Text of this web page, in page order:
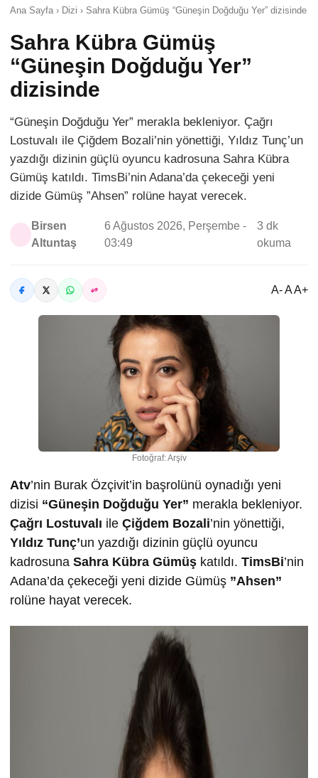
Ana Sayfa › Dizi › Sahra Kübra Gümüş “Güneşin Doğduğu Yer” dizisinde
Sahra Kübra Gümüş
“Güneşin Doğduğu Yer”
dizisinde
“Güneşin Doğduğu Yer” merakla bekleniyor. Çağrı
Lostuvalı ile Çiğdem Bozali’nin yönettiği, Yıldız Tunç’un
yazdığı dizinin güçlü oyuncu kadrosuna Sahra Kübra
Gümüş katıldı. TimsBi’nin Adana’da çekeceği yeni
dizide Gümüş ”Ahsen” rolüne hayat verecek.
Birsen
Altuntaş
6 Ağustos 2026, Perşembe -
03:49
3 dk
okuma
A- A A+
Fotoğraf: Arşiv
Atv’nin Burak Özçivit’in başrolünü oynadığı yeni
dizisi “Güneşin Doğduğu Yer” merakla bekleniyor.
Çağrı Lostuvalı ile Çiğdem Bozali’nin yönettiği,
Yıldız Tunç’un yazdığı dizinin güçlü oyuncu
kadrosuna Sahra Kübra Gümüş katıldı. TimsBi’nin
Adana’da çekeceği yeni dizide Gümüş ”Ahsen”
rolüne hayat verecek.